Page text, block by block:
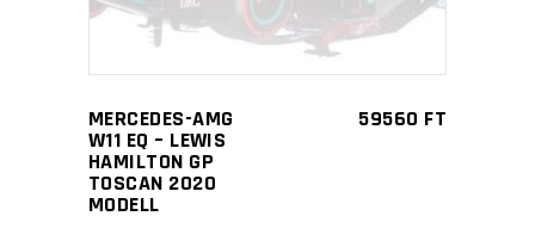
MERCEDES-AMG
W11 EQ – LEWIS
HAMILTON GP
TOSCAN 2020
MODELL
59560 FT